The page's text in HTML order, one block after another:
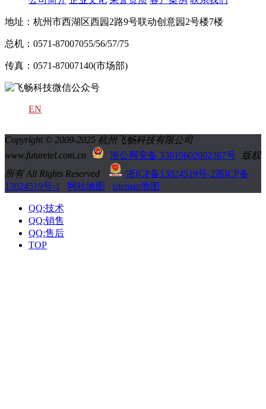
地址：杭州市西湖区西园2路9号联动创意园2号楼7楼
总机：0571-87007055/56/57/75
传真：0571-87007140(市场部)
EN
Copyright © 2009-2025 杭州飞畅科技有限公司
www.futuretel.com.cn
浙公网安备 33010602002367号
版权
所有 All Rights Reserved
浙ICP备13024519号-2浙ICP备
13024519号-1
网站地图 sitemap地图
QQ:技术
QQ:销售
QQ:售后
TOP